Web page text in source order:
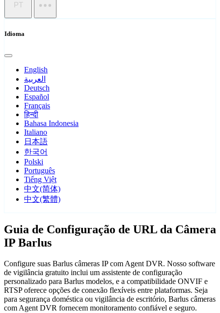
PT
Idioma
English
العربية
Deutsch
Español
Français
हिन्दी
Bahasa Indonesia
Italiano
日本語
한국어
Polski
Português
Tiếng Việt
中文(简体)
中文(繁體)
Guia de Configuração de URL da Câmera
IP Barlus
Configure suas Barlus câmeras IP com Agent DVR. Nosso software
de vigilância gratuito inclui um assistente de configuração
personalizado para Barlus modelos, e a compatibilidade ONVIF e
RTSP oferece opções de conexão flexíveis entre plataformas. Seja
para segurança doméstica ou vigilância de escritório, Barlus câmeras
com Agent DVR fornecem monitoramento confiável e seguro.